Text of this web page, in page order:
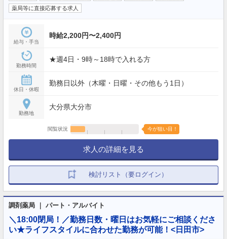
薬局等に直接応募する求人
給与・手当
時給2,200円〜2,400円
勤務時間
★週4日・9時～18時で入れる方
休日・休暇
勤務日以外（木曜・日曜・その他もう1日）
勤務地
大分県大分市
閲覧状況 今が狙い目！
求人の詳細を見る
検討リスト（要ログイン）
調剤薬局 ｜ パート・アルバイト
＼18:00閉局！／勤務日数・曜日はお気軽にご相談くださ
い★ライフスタイルに合わせた勤務が可能！<日田市>